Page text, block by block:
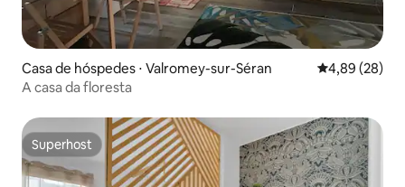
Casa de hóspedes ⋅ Valromey-sur-Séran 4,89 de uma
4,89 (28)
A casa da floresta
Superhost
Superhost